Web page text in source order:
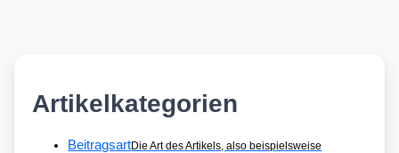
Artikelkategorien
BeitragsartDie Art des Artikels, also beispielsweise